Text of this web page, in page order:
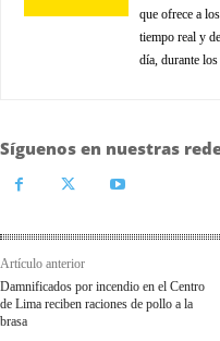
que ofrece a
tiempo real y
día, durante
Síguenos en nuestras
Artículo anterior
Damnificados por incendio en el Centro
de Lima reciben raciones de pollo a la
brasa